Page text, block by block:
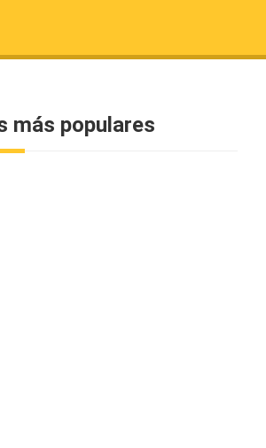
más populares